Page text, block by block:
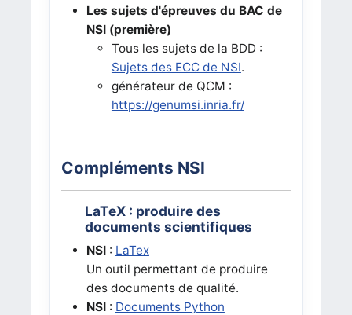
Les sujets d'épreuves du BAC de
NSI (première)
Tous les sujets de la BDD :
Sujets des ECC de NSI.
générateur de QCM :
https://genumsi.inria.fr/
Compléments NSI
LaTeX : produire des
documents scientifiques
NSI: LaTex
Un outil permettant de produire
des documents de qualité.
NSI: Documents Python